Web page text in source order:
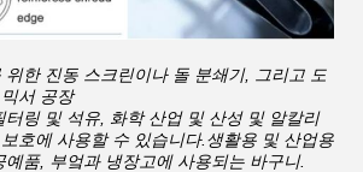
위한 진동 스크린이나 돌 분쇄기, 그리고 도
서 공장
터링 및 석유, 화학 산업 및 산성 및 알칼리
호에 사용할 수 있습니다.생활용 및 산업용
품, 부엌과 냉장고에 사용되는 바구니.